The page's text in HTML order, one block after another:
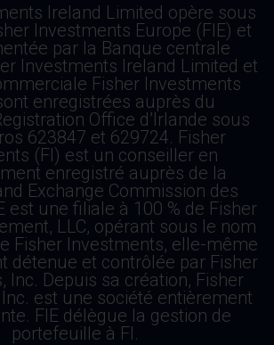
Ireland Limited opère sous
Investments Europe (FIE) et
par la Banque centrale
Investments Ireland Limited et
Fisher Investments
enregistrées auprès du
Office d’Irlande sous
623847 et 629724. Fisher
(FI) est un conseiller en
enregistré auprès de la
Exchange Commission des
est une filiale à 100 % de Fisher
LLC, opérant sous le nom
Fisher Investments, elle-même
détenue et contrôlée par Fisher
Inc. Depuis sa création, Fisher
est une société entièrement
FIE délègue la gestion de
portefeuille à FI.